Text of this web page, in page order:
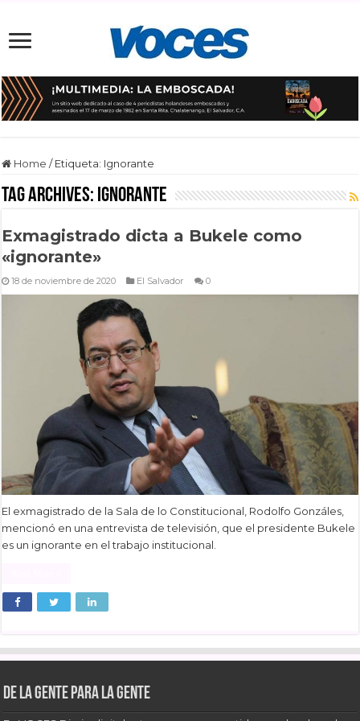
Home / Etiqueta: Ignorante
Tag Archives: Ignorante
Exmagistrado dicta a Bukele como
«ignorante»
18 de noviembre de 2020 El Salvador 0
El exmagistrado de la Sala de lo Constitucional, Rodolfo Gonzáles,
mencionó en una entrevista de televisión, que el presidente Bukele
es un ignorante en el trabajo institucional.
De la gente para la gente